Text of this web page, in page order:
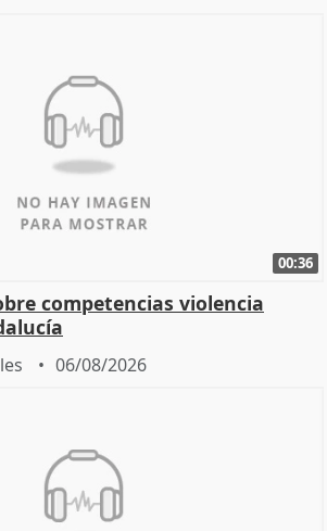
00:36
competencias violencia
06/08/2026